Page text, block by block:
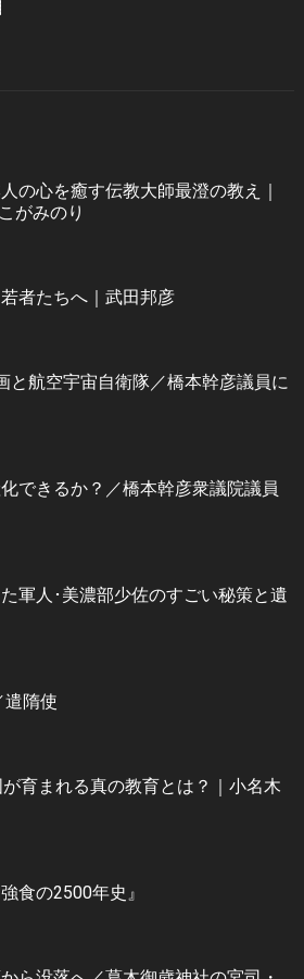
の心を癒す伝教大師最澄の教え｜
がみのり
者たちへ｜武田邦彦
空宇宙自衛隊／橋本幹彦議員に
できるか？／橋本幹彦衆議院議員
軍人･美濃部少佐のすごい秘策と遺
遣隋使
が育まれる真の教育とは？｜小名木
食の2500年史』